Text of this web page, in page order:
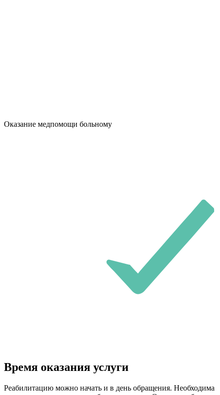
Оказание медпомощи больному
Время оказания услуги
Реабилитацию можно начать и в день обращения. Необходима